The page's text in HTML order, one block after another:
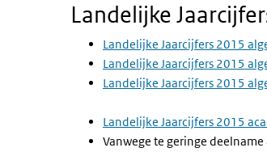
Landelijke
Landelijke Jaarcijfers 2015
Landelijke Jaarcijfers 2015
Landelijke Jaarcijfers 2015
Landelijke Jaarcijfers 2015
Vanwege te geringe